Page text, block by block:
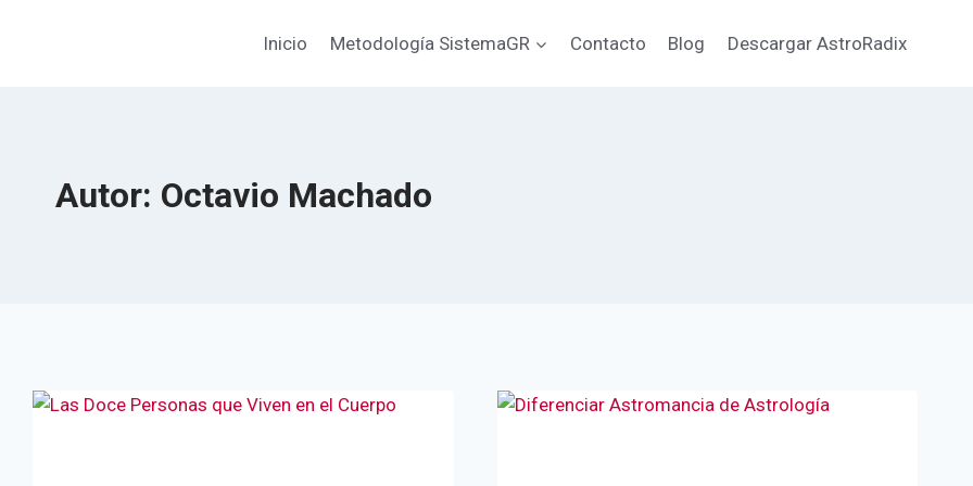
Inicio Metodología SistemaGR Contacto Blog Descargar AstroRadix
Autor: Octavio Machado